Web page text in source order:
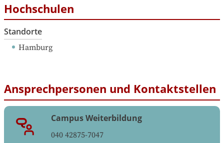
Hochschulen
Standorte
Hamburg
Ansprechpersonen und Kontaktstellen
Campus Weiterbildung
040 42875-7047